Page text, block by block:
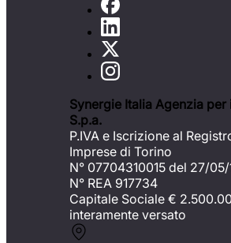
Synergie Italia Agenzia per
S.p.a.
P.IVA e Iscrizione al
Imprese di Torino
N° 07704310015 del 27/
N° REA 917734
Capitale Sociale €
interamente versato